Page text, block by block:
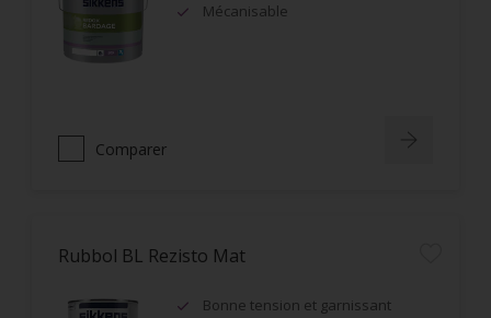
Mécanisable
Comparer
Rubbol BL Rezisto Mat
Bonne tension et garnissant